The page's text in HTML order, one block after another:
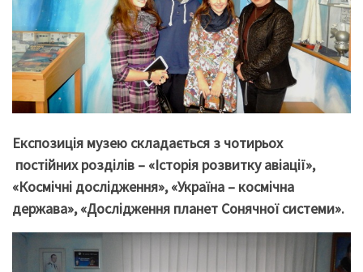
Експозиція музею складається з чотирьох
постійних розділів – «Історія розвитку авіації»,
«Космічні дослідження», «Україна – космічна
держава», «Дослідження планет Сонячної системи».